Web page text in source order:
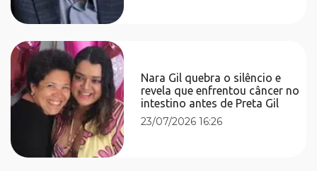
Nara Gil quebra o silêncio e
revela que enfrentou câncer no
intestino antes de Preta Gil
23/07/2026 16:26